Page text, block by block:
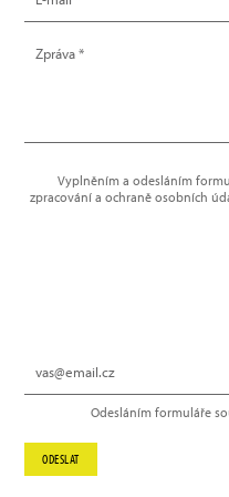
Odesláním formuláře
ODESLAT
Vyplněním a odesláním
zpracování a ochraně osobních